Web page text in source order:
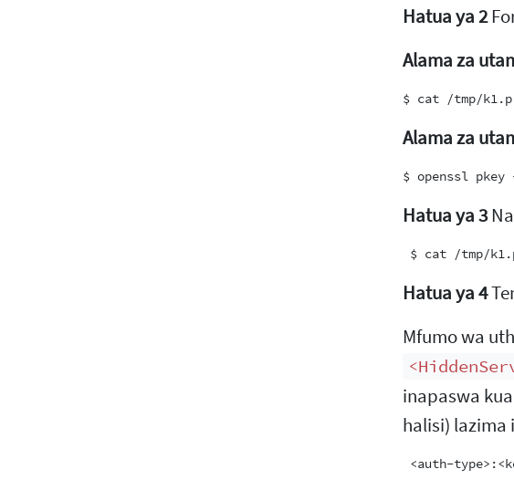
Hatua ya 2
Alama za
Alama za
Hatua ya 3
Hatua ya 4
Mfumo wa
inapaswa
halisi) lazima